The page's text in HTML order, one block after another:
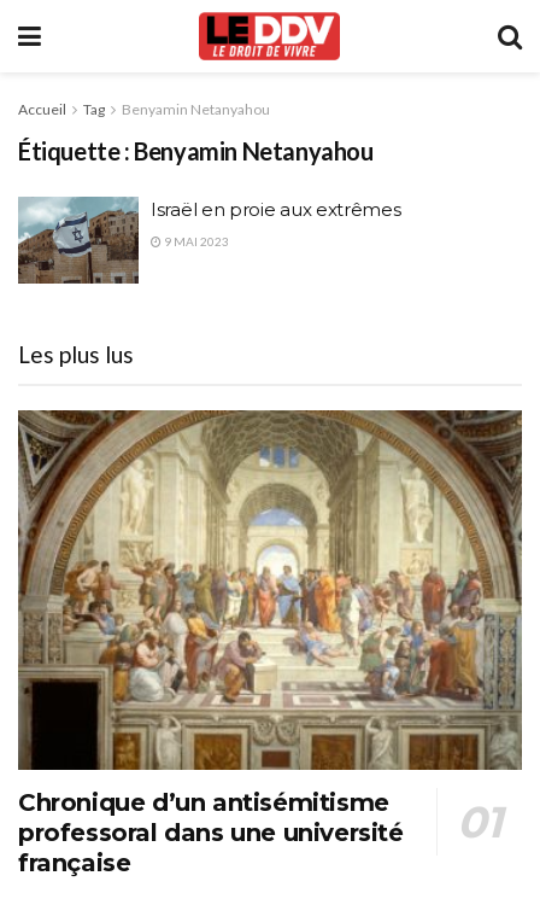
Accueil Tag Benyamin Netanyahou
Étiquette : Benyamin Netanyahou
Israël en proie aux extrêmes
9 MAI 2023
Les plus lus
Chronique d’un antisémitisme
professoral dans une université
française